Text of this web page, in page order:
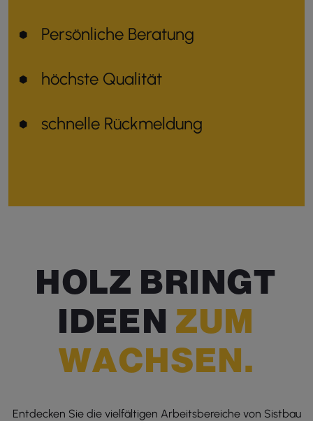
Persönliche Beratung
höchste Qualität
schnelle Rückmeldung
HOLZ BRINGT
IDEEN ZUM
WACHSEN.
Entdecken Sie die vielfältigen Arbeitsbereiche von Sistbau